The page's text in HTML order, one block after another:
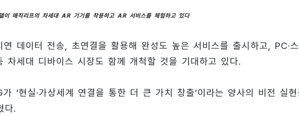
이 매직리프의 차세대 AR 기기를 착용하고 AR 서비스를 체험하고 있다
연 데이터 전송, 초연결을 활용해 완성도 높은 서비스를 출시하고, PC·
차세대 디바이스 시장도 함께 개척할 것을 기대하고 있다.
‘현실·가상세계 연결을 통한 더 큰 가치 창출’이라는 양사의 비전 실현
다.